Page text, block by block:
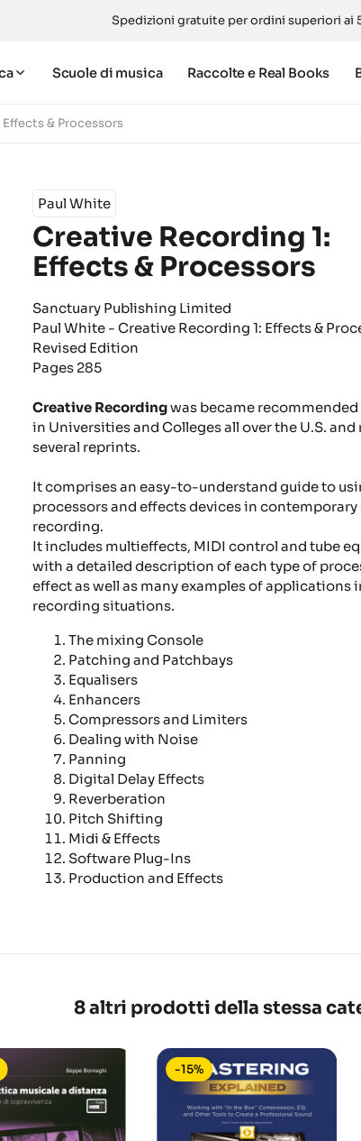
Spedizioni gratuite per ordini superiori ai
Scuole di musica Raccolte e Real Books
& Processors
Paul White
Creative Recording 1:
Effects & Processors
Sanctuary Publishing Limited
Paul White - Creative Recording 1: Effects &
Revised Edition
Pages 285
Creative Recordingwas became
in Universities and Colleges all over the U.S.
several reprints.
It comprises an easy-to-understand guide to
processors and effects devices in contemporary
recording.
It includes multieffects, MIDI control and tube
with a detailed description of each type of
effect as well as many examples of applications
recording situations.
The mixing Console
Patching and Patchbays
Equalisers
Enhancers
Compressors and Limiters
Dealing with Noise
Panning
Digital Delay Effects
Reverberation
Pitch Shifting
Midi & Effects
Software Plug-Ins
Production and Effects
8 altri prodotti della stessa
-15%